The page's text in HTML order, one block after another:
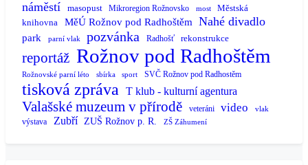
náměstí
masopust Mikroregion Rožnovsko most
Městská
knihovna
MěÚ Rožnov pod Radhoštěm Nahé divadlo
park parní vlak pozvánka Radhošť rekonstrukce
reportáž Rožnov pod Radhoštěm
Rožnovské parní léto sbírka sport SVČ Rožnov pod Radhostěm
tisková zpráva T klub - kulturní agentura
Valašské muzeum v přírodě veteráni video vlak
výstava Zubří ZUŠ Rožnov p. R. ZŠ Záhumení